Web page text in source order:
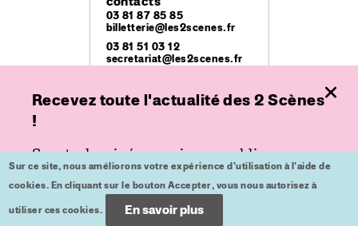
03 81 87 85 85
billetterie@les2scenes.fr
03 81 51 03 12
secretariat@les2scenes.fr
lieux
place du Théâtre
Recevez toute l'actualité des 2 Scènes
!
Spectacle, cinéma ou jeune public,
inscrivez-vous à nos lettres d'informations
pour ne plus rien rater.
Sur ce site, nous améliorons votre expérience d'utilisation à l'aide de
cookies. En cliquant sur le bouton Accepter, vous nous autorisez à
utiliser ces cookies. En savoir plus